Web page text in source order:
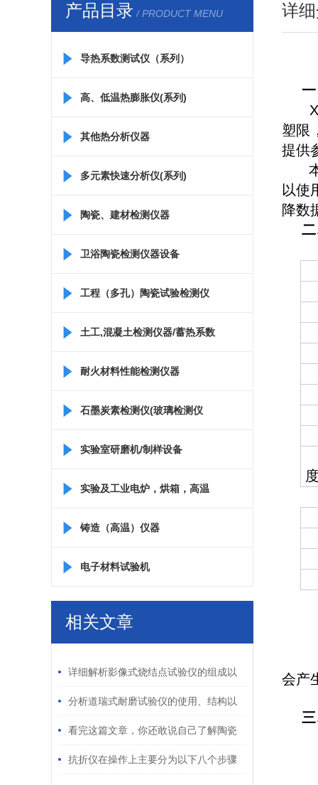
产品目录 / PRODUCT MENU
导热系数测试仪（系列）
高、低温热膨胀仪(系列)
其他热分析仪器
多元素快速分析仪(系列)
陶瓷、建材检测仪器
卫浴陶瓷检测仪器设备
工程（多孔）陶瓷试验检测仪
器
土工,混凝土检测仪器/蓄热系数
仪/比热容测定仪
耐火材料性能检测仪器
石墨炭素检测仪(玻璃检测仪
器)
实验室研磨机/制样设备
实验及工业电炉，烘箱，高温
箱
铸造（高温）仪器
电子材料试验机
相关文章
详细解析影像式烧结点试验仪的组成以
及工艺
分析道瑞式耐磨试验仪的使用、结构以
及特点
看完这篇文章，你还敢说自己了解陶瓷
砖抗热震性测定仪吗？
抗折仪在操作上主要分为以下八个步骤
详
一
塑限
提供
以使
降数
度
会产